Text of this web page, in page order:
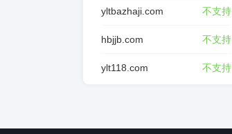
yltbazhaji.com 不支持
hbjjb.com 不支持
ylt118.com 不支持